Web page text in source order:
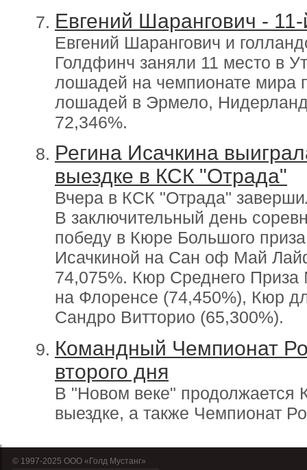
Евгений Шарангович -
Евгений Шарангович и
Голдфинч заняли 11 место в
лошадей на чемпионате мира
лошадей в Эрмело,
72,346%.
Регина Исачкина
выездке в КСК "Отрада"
Вчера в КСК "Отрада"
В заключительный день
победу в Кюре Большого
Исачкиной на Сан оф Май
74,075%. Кюр Среднего
на Флоренсе (74,450%), Кюр
Сандро Витторио (65,300%).
Командный Чемпионат
второго дня
В "Новом веке" продолжается
выездке, а также Чемпионат
© 1997-2025 OOO «Голд Мустанг»